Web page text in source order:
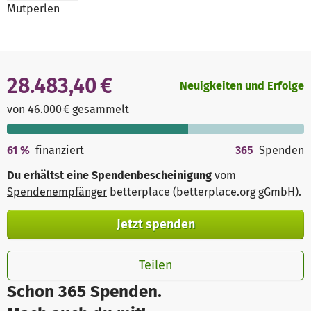
Mutperlen
Schon 365 Spenden.
28.483,40 €
von 46.000 € gesammelt
Neuigkeiten und Erfolge
61 % finanziert 365 Spenden
Du erhältst eine Spendenbescheinigung vom
Spendenempfänger betterplace (betterplace.org gGmbH).
Jetzt spenden
Teilen